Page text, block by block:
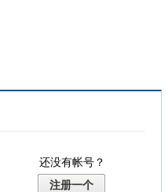
还没有帐号？
注册一个